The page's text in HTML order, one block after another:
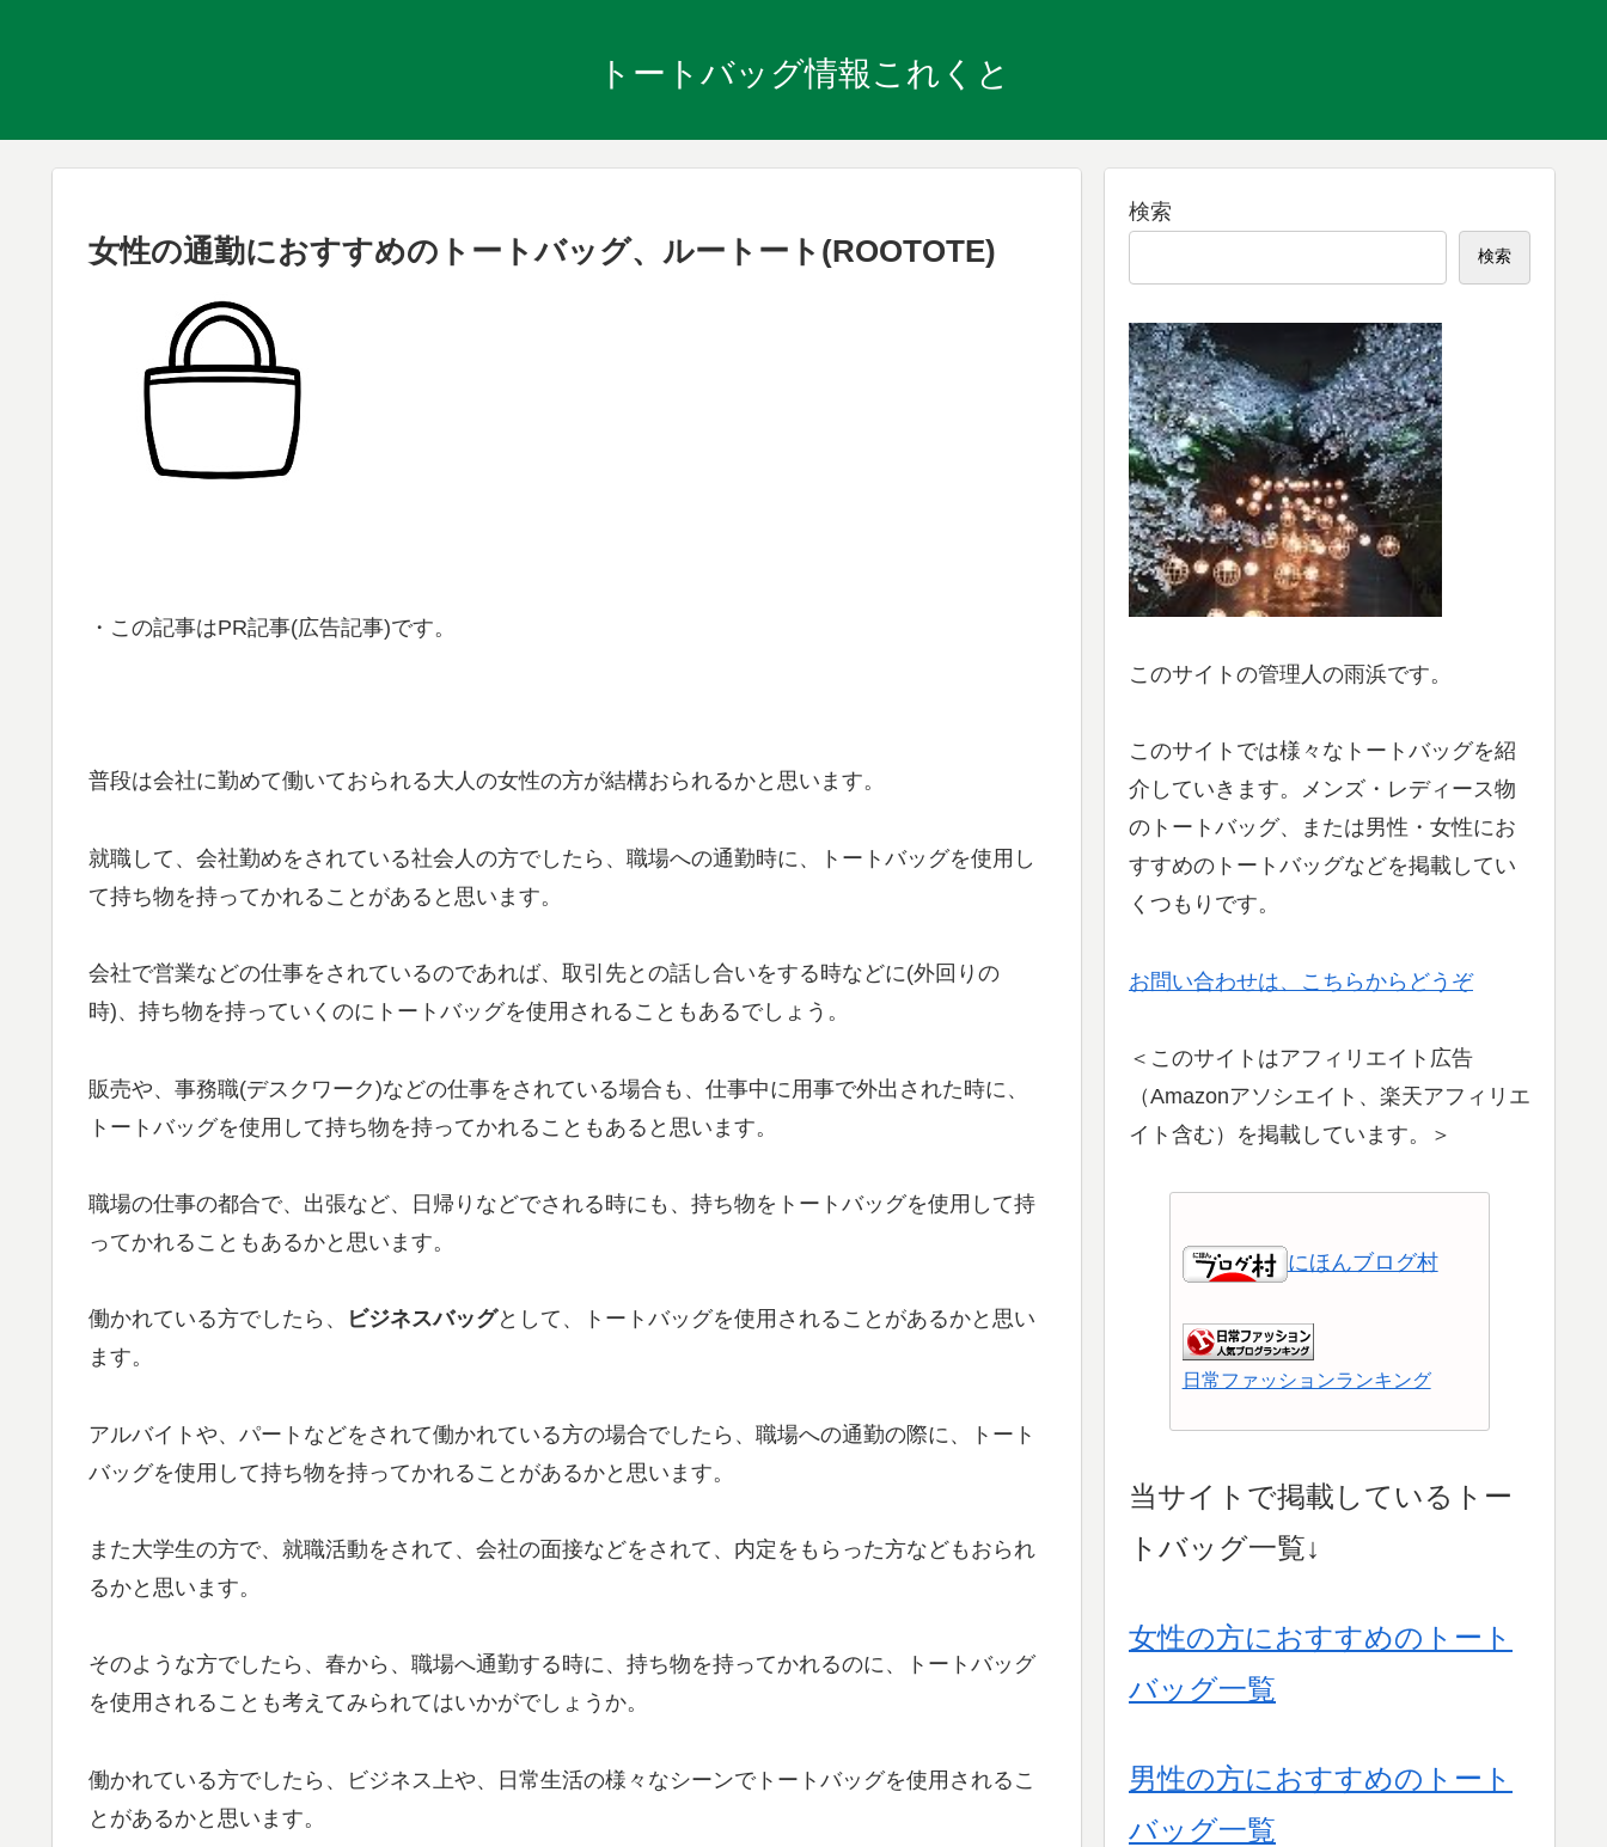
トートバッグ情報これくと
女性の通勤におすすめのトートバッグ、ルートート(ROOTOTE)
・この記事はPR記事(広告記事)です。
普段は会社に勤めて働いておられる大人の女性の方が結構おられるかと思います。
就職して、会社勤めをされている社会人の方でしたら、職場への通勤時に、トートバッグを使用し
て持ち物を持ってかれることがあると思います。
会社で営業などの仕事をされているのであれば、取引先との話し合いをする時などに(外回りの
時)、持ち物を持っていくのにトートバッグを使用されることもあるでしょう。
販売や、事務職(デスクワーク)などの仕事をされている場合も、仕事中に用事で外出された時に、
トートバッグを使用して持ち物を持ってかれることもあると思います。
職場の仕事の都合で、出張など、日帰りなどでされる時にも、持ち物をトートバッグを使用して持
ってかれることもあるかと思います。
働かれている方でしたら、 ビジネスバッグとして、トートバッグを使用されることがあるかと思い
ます。
アルバイトや、パートなどをされて働かれている方の場合でしたら、職場への通勤の際に、トート
バッグを使用して持ち物を持ってかれることがあるかと思います。
また大学生の方で、就職活動をされて、会社の面接などをされて、内定をもらった方などもおられ
るかと思います。
そのような方でしたら、春から、職場へ通勤する時に、持ち物を持ってかれるのに、トートバッグ
を使用されることも考えてみられてはいかがでしょうか。
働かれている方でしたら、ビジネス上や、日常生活の様々なシーンでトートバッグを使用されるこ
とがあるかと思います。
検索
検索
このサイトの管理人の雨浜です。
このサイトでは様々なトートバッグを紹
介していきます。メンズ・レディース物
のトートバッグ、または男性・女性にお
すすめのトートバッグなどを掲載してい
くつもりです。
お問い合わせは、こちらからどうぞ
＜このサイトはアフィリエイト広告
（Amazonアソシエイト、楽天アフィリエ
イト含む）を掲載しています。＞
にほんブログ村
日常ファッションランキング
当サイトで掲載しているトー
トバッグ一覧↓
女性の方におすすめのトート
バッグ一覧
男性の方におすすめのトート
バッグ一覧